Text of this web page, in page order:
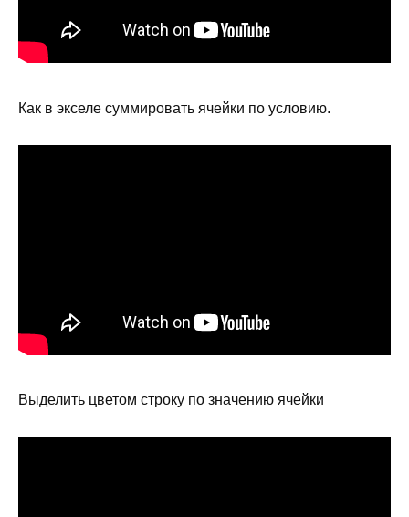
Как в экселе суммировать ячейки по условию.
Выделить цветом строку по значению ячейки